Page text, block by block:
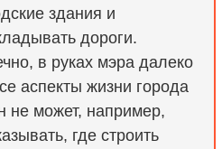
здания и
дороги.
в руках мэра далеко
аспекты жизни города
не может, например,
где строить